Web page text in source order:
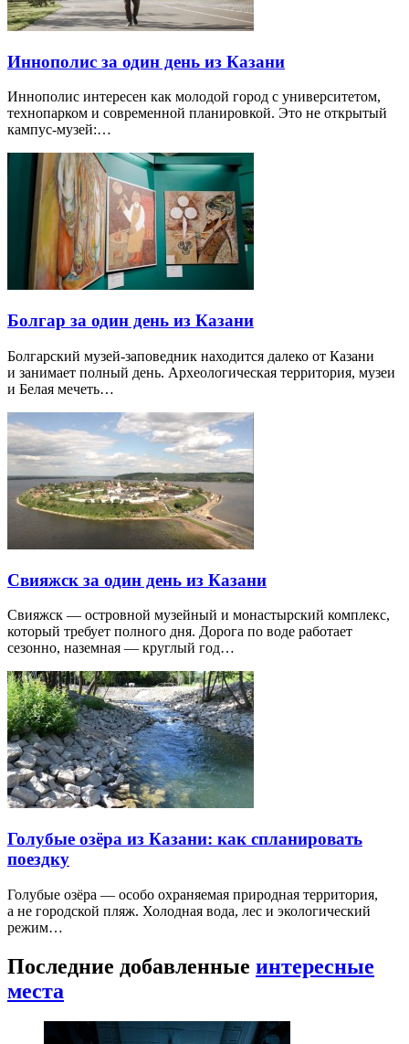
Иннополис за один день из Казани
Иннополис интересен как молодой город с университетом,
технопарком и современной планировкой. Это не открытый
кампус-музей:…
Болгар за один день из Казани
Болгарский музей-заповедник находится далеко от Казани
и занимает полный день. Археологическая территория, музеи
и Белая мечеть…
Свияжск за один день из Казани
Свияжск — островной музейный и монастырский комплекс,
который требует полного дня. Дорога по воде работает
сезонно, наземная — круглый год…
Голубые озёра из Казани: как спланировать
поездку
Голубые озёра — особо охраняемая природная территория,
а не городской пляж. Холодная вода, лес и экологический
режим…
Последние добавленные интересные
места